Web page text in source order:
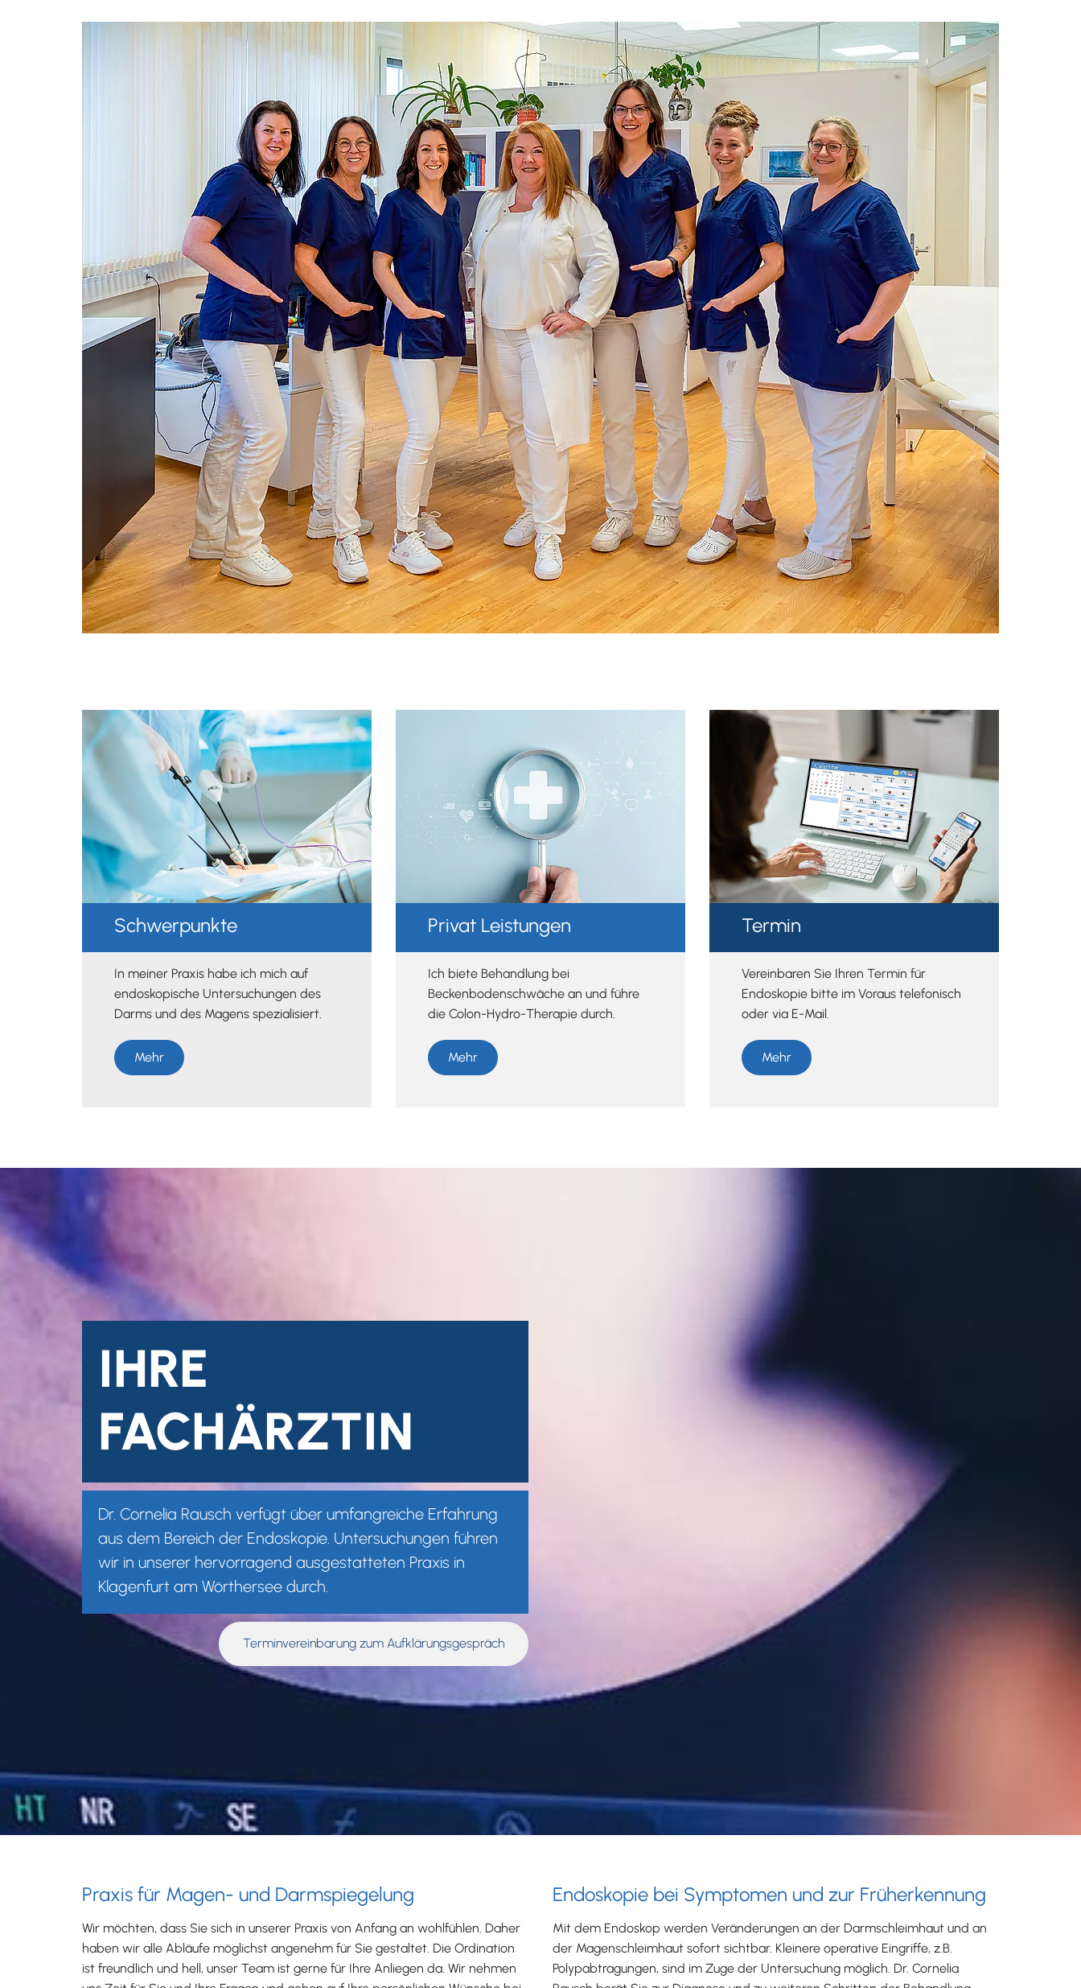
Schwerpunkte
In meiner Praxis habe ich mich auf
endoskopische Untersuchungen des
Darms und des Magens spezialisiert.
Mehr
Privat Leistungen
Ich biete Behandlung bei
Beckenbodenschwäche an und führe
die Colon-Hydro-Therapie durch.
Mehr
Termin
Vereinbaren Sie Ihren Termin für
Endoskopie bitte im Voraus telefonisch
oder via E-Mail.
Mehr
IHRE
FACHÄRZTIN
Dr. Cornelia Rausch verfügt über umfangreiche Erfahrung
aus dem Bereich der Endoskopie. Untersuchungen führen
wir in unserer hervorragend ausgestatteten Praxis in
Klagenfurt am Wörthersee durch.
Terminvereinbarung zum Aufklärungsgespräch
Praxis für Magen- und Darmspiegelung
Wir möchten, dass Sie sich in unserer Praxis von Anfang an wohlfühlen. Daher
haben wir alle Abläufe möglichst angenehm für Sie gestaltet. Die Ordination
ist freundlich und hell, unser Team ist gerne für Ihre Anliegen da. Wir nehmen
Endoskopie bei Symptomen und zur Früherkennung
Mit dem Endoskop werden Veränderungen an der Darmschleimhaut und an
der Magenschleimhaut sofort sichtbar. Kleinere operative Eingriffe, z.B.
Polypabtragungen, sind im Zuge der Untersuchung möglich. Dr. Cornelia